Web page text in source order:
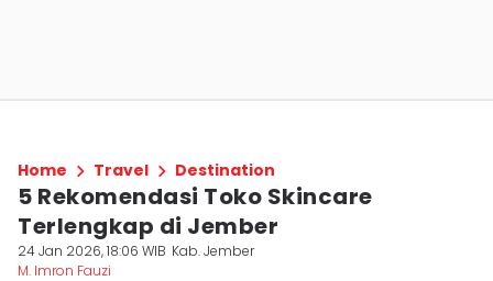
Home Travel Destination
5 Rekomendasi Toko Skincare
Terlengkap di Jember
24 Jan 2026, 18:06 WIB Kab. Jember
M. Imron Fauzi